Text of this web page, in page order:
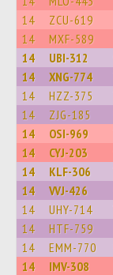
14 ZCU-619
14 MXF-589
14 UBI-312
14 XNG-774
14 HZZ-375
14 ZJG-185
14 OSI-969
14 CYJ-203
14 KLF-306
14 VVJ-426
14 UHY-714
14 HTF-759
14 EMM-770
14 IMV-308